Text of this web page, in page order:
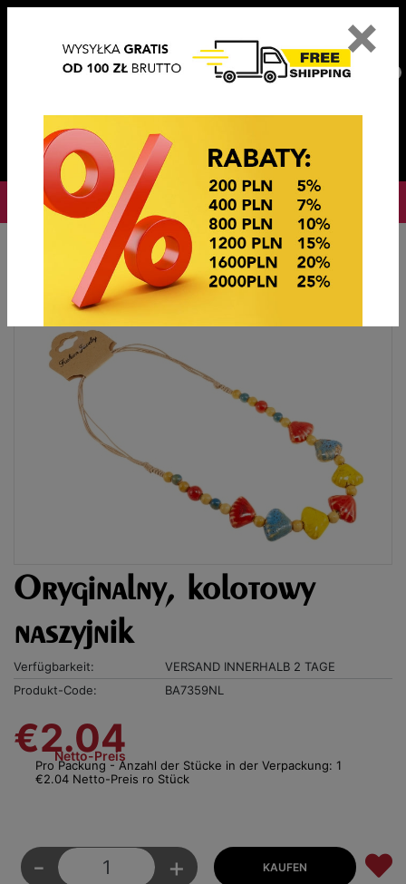
OKAZJE CENOWE
Bijouterie Naszyjniki
Oryginalny, kolotowy
naszyjnik
Verfügbarkeit:
VERSAND INNERHALB 2 TAGE
Produkt-Code:
BA7359NL
€2.04
Netto-Preis
Pro Packung - Anzahl der Stücke in der Verpackung: 1
€2.04 Netto-Preis ro Stück
- +
×